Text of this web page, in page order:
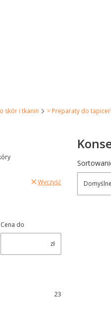
skór i tkanin > Preparaty do
Wyczyść
Cena do
zł
23
Lista
Domyślne